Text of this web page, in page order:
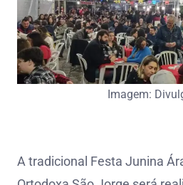
Imagem:
A tradicional Festa Junina